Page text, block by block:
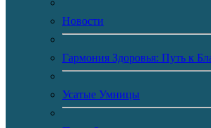
Новости
Гармония Здоровья: Путь к
Усатые Умницы